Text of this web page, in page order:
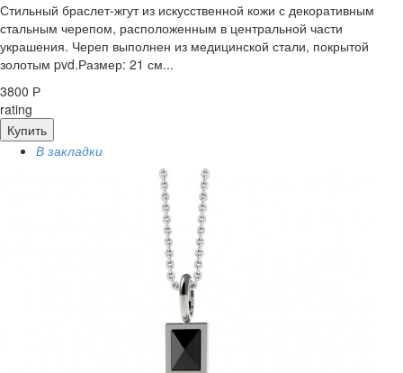
Стильный браслет-жгут из искусственной кожи с декоративным
стальным черепом, расположенным в центральной части
украшения. Череп выполнен из медицинской стали, покрытой
золотым pvd.Размер: 21 см...
3800 Р
rating
Купить
В закладки